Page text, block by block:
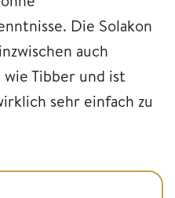
Die Solakon
auch
Tibber und ist
sehr einfach zu